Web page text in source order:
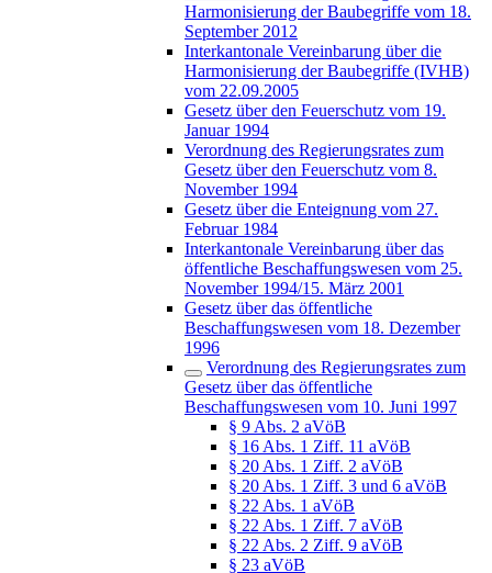
Harmonisierung der Baubegriffe vom 18.
September 2012
Interkantonale Vereinbarung über die
Harmonisierung der Baubegriffe (IVHB)
vom 22.09.2005
Gesetz über den Feuerschutz vom 19.
Januar 1994
Verordnung des Regierungsrates zum
Gesetz über den Feuerschutz vom 8.
November 1994
Gesetz über die Enteignung vom 27.
Februar 1984
Interkantonale Vereinbarung über das
öffentliche Beschaffungswesen vom 25.
November 1994/15. März 2001
Gesetz über das öffentliche
Beschaffungswesen vom 18. Dezember
1996
Verordnung des Regierungsrates zum
Gesetz über das öffentliche
Beschaffungswesen vom 10. Juni 1997
§ 9 Abs. 2 aVöB
§ 16 Abs. 1 Ziff. 11 aVöB
§ 20 Abs. 1 Ziff. 2 aVöB
§ 20 Abs. 1 Ziff. 3 und 6 aVöB
§ 22 Abs. 1 aVöB
§ 22 Abs. 1 Ziff. 7 aVöB
§ 22 Abs. 2 Ziff. 9 aVöB
§ 23 aVöB